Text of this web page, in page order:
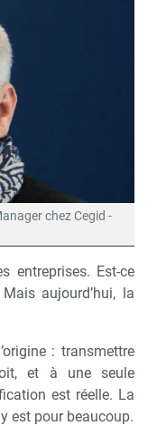
chez Cegid -
entreprises. Est-ce
aujourd’hui, la
: transmettre
et à une seule
est réelle. La
est pour beaucoup.